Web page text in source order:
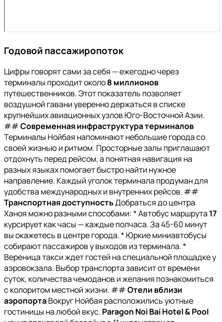
Годовой пассажиропоток
Цифры говорят сами за себя — ежегодно через
терминалы проходит около8 миллионов
путешественников. Этот показатель позволяет
воздушной гавани уверенно держаться в списке
крупнейших авиационных узлов Юго-Восточной Азии.
##Современная инфраструктура терминалов
Терминалы Нойбая напоминают небольшие города со
своей жизнью и ритмом. Просторные залы приглашают
отдохнуть перед рейсом, а понятная навигация на
разных языках помогает быстро найти нужное
направление. Каждый уголок терминала продуман для
удобства международных и внутренних рейсов. ##
Транспортная доступностьДобраться до центра
Ханоя можно разными способами: * Автобус маршрута 17
курсирует как часы — каждые полчаса. За 45-60 минут
вы окажетесь в центре города. * Юркие миниавтобусы
собирают пассажиров у выходов из терминала. *
Вереница такси ждет гостей на специальной площадке у
аэровокзала. Выбор транспорта зависит от времени
суток, количества чемоданов и желания познакомиться
с колоритом местной жизни. ##Отели вблизи
аэропортаВокруг Нойбая расположились уютные
гостиницы на любой вкус. Paragon Noi Bai Hotel & Pool